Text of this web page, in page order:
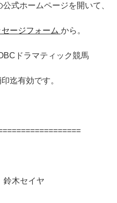
式ホームページを開いて、
セージフォーム から。
ドラマティック競馬
迄有効です。
木セイヤ